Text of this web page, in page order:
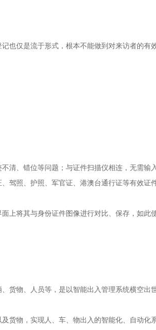
也仅是流于形式，根本不能做到对来访者的有效
清、错位等问题；与证件扫描仪相连，无需输
驾照、护照、军官证、港澳台通行证等有效证
上将其与身份证件图像进行对比、保存，如此
货物、人员等，是以智能出入管理系统横空出
货物，实现人、车、物出入的智能化、自动化